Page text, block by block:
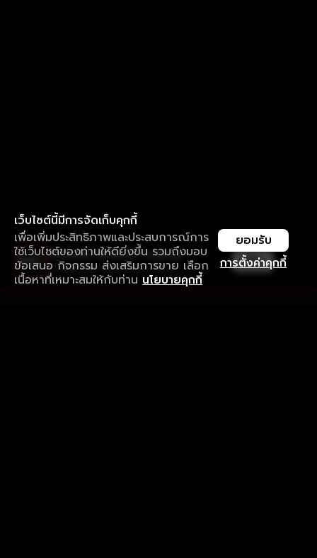
เว็บไซต์นี้มีการจัดเก็บคุกกี้
เพื่อเพิ่มประสิทธิภาพและประสบการณ์การ
ใช้เว็บไซต์ของท่านให้ดียิ่งขึ้น รวมถึงมอบ
ข้อเสนอ กิจกรรม ส่งเสริมการขาย เลือก
เนื้อหาที่เหมาะสมให้กับท่าน นโยบายคุกกี้
การตั้งค่าคุกกี้
ยอมรับ
ใช้งานแอป ลื่นไหลกว่า ไม่มีสะดุด
ดาวน์โหลดแอปเพื่อการรับชมที่ดีกว่า เปิด